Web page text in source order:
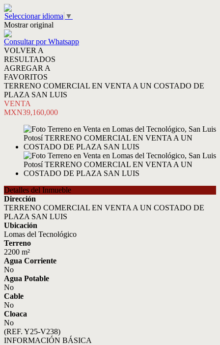
Seleccionar idioma ▼
Mostrar original
Consultar por Whatsapp
VOLVER A
RESULTADOS
AGREGAR A
FAVORITOS
TERRENO COMERCIAL EN VENTA A UN COSTADO DE
PLAZA SAN LUIS
VENTA
MXN39,160,000
Detalles del Inmueble
Dirección
TERRENO COMERCIAL EN VENTA A UN COSTADO DE
PLAZA SAN LUIS
Ubicación
Lomas del Tecnológico
Terreno
2200 m²
Agua Corriente
No
Agua Potable
No
Cable
No
Cloaca
No
(REF. Y25-V238)
INFORMACIÓN BÁSICA